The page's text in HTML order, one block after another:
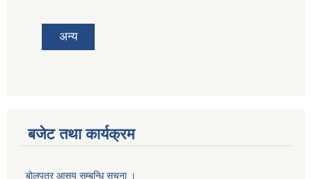
अन्य
बजेट तथा कार्यक्रम
बोलपत्र आसय सम्बन्धि सूचना ।